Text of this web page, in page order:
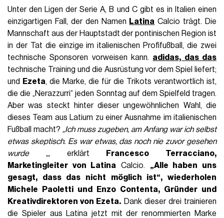
Unter den Ligen der Serie A, B und C gibt es in Italien einen
einzigartigen Fall, der den Namen Latina Calcio trägt. Die
Mannschaft aus der Hauptstadt der pontinischen Region ist
in der Tat die einzige im italienischen Profifußball, die zwei
technische Sponsoren vorweisen kann. adidas, das das
technische Training und die Ausrüstung vor dem Spiel liefert;
und
Ezeta, die Marke, die für die Trikots verantwortlich ist,
die die „Nerazzurri“ jeden Sonntag auf dem Spielfeld tragen.
Aber was steckt hinter dieser ungewöhnlichen Wahl, die
dieses Team aus Latium zu einer Ausnahme im italienischen
Fußball macht? „Ich muss zugeben, am Anfang war ich selbst
etwas skeptisch. Es war etwas, das noch nie zuvor gesehen
wurde „,erklärt
Francesco Terracciano,
Marketingleiter von Latina Calcio. „Alle haben uns
gesagt, dass das nicht möglich ist“, wiederholen
Michele Paoletti und Enzo Contenta, Gründer und
Kreativdirektoren von Ezeta. Dank dieser drei trainieren
die Spieler aus Latina jetzt mit der renommierten Marke